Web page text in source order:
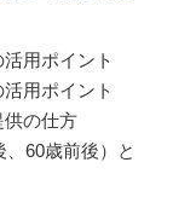
用ポイント
用ポイント
供の仕方
60歳前後）と